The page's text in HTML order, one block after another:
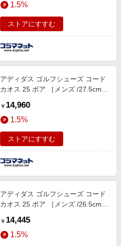
1.5%
ストアにすすむ
アディダス ゴルフシューズ コード
カオス 25 ボア ［メンズ /27.5cm /
レモン×ホワイト
￥ 14,960
1.5%
ストアにすすむ
アディダス ゴルフシューズ コード
カオス 25 ボア ［メンズ /26.5cm /
レモン×ホワイト
￥ 14,445
1.5%